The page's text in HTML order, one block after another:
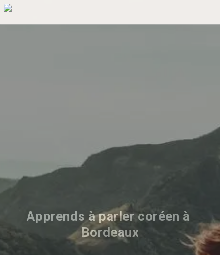
Apprends à parler coréen à
Bordeaux